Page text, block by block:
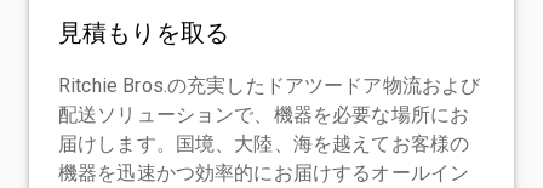
見積もりを取る
Ritchie Bros.の充実したドアツードア物流および
配送ソリューションで、機器を必要な場所にお
届けします。国境、大陸、海を越えてお客様の
機器を迅速かつ効率的にお届けするオールイン